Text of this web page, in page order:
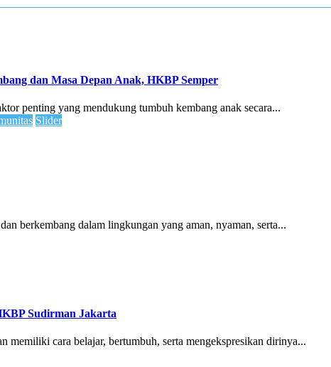
dan Masa Depan Anak, HKBP Semper
penting yang mendukung tumbuh kembang anak secara...
Slider
berkembang dalam lingkungan yang aman, nyaman, serta...
Sudirman Jakarta
memiliki cara belajar, bertumbuh, serta mengekspresikan dirinya...